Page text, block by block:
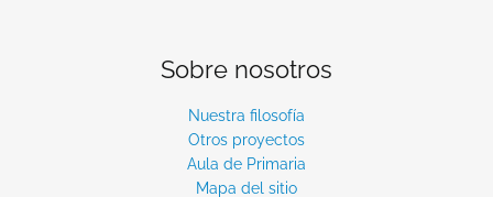
Sobre nosotros
Nuestra filosofía
Otros proyectos
Aula de Primaria
Mapa del sitio